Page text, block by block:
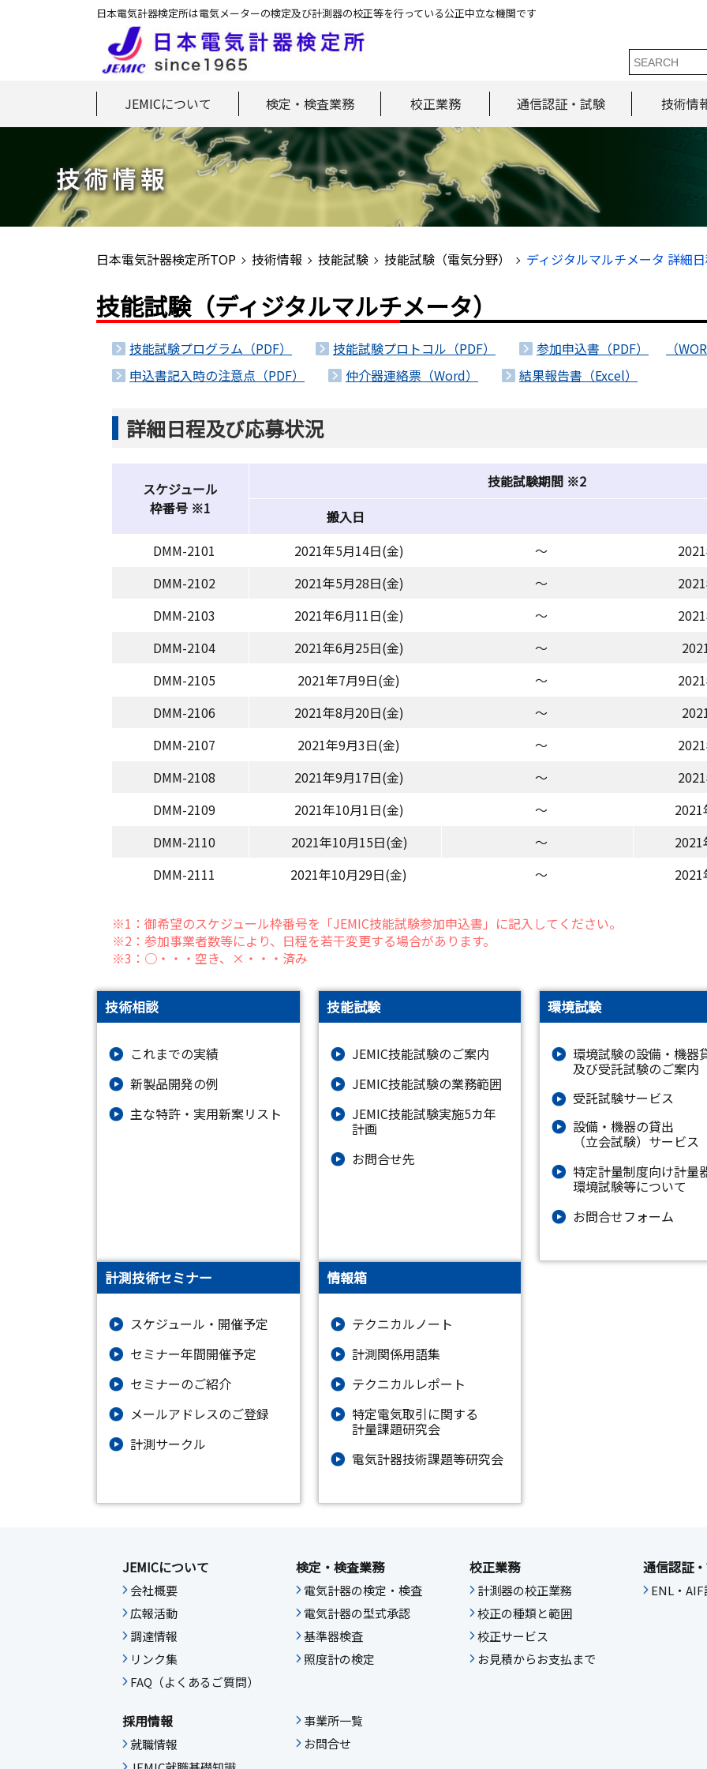
日本電気計器検定所は電気メーターの検定及び計測器の校正等を行っている公正中立な機関です
JEMICについて 検定・検査業務 校正業務 通信認証・試験 技術情
日本電気計器検定所TOP 技術情報 技能試験 技能試験（電気分野） ディジタルマルチメータ 詳細
技能試験（ディジタルマルチメータ）
技能試験プログラム（PDF） 技能試験プロトコル（PDF） 参加申込書（PDF）
（
申込書記入時の注意点（PDF）
仲介器連絡票（Word） 結果報告書（Excel）
詳細日程及び応募状況
スケジュール
枠番号 ※1
技能試験期間 ※2
搬入日
DMM-2101
2021年5月14日(金) ～
DMM-2102
2021年5月28日(金) ～
DMM-2103
2021年6月11日(金) ～
DMM-2104
2021年6月25日(金) ～
DMM-2105
2021年7月9日(金) ～
DMM-2106
2021年8月20日(金) ～
DMM-2107
2021年9月3日(金) ～
DMM-2108
2021年9月17日(金) ～
DMM-2109
2021年10月1日(金) ～
DMM-2110
2021年10月15日(金) ～
DMM-2111
2021年10月29日(金) ～
※1：御希望のスケジュール枠番号を「JEMIC技能試験参加申込書」に記入してください。
※2：参加事業者数等により、日程を若干変更する場合があります。
※3：○・・・空き、×・・・済み
技術相談
これまでの実績
新製品開発の例
主な特許・実用新案リスト
技能試験
JEMIC技能試験のご案内
JEMIC技能試験の業務範囲
JEMIC技能試験実施5カ年
計画
お問合せ先
環境試験
環境試験の設備・機器
及び受託試験のご案内
受託試験サービス
設備・機器の貸出
（立会試験）サービス
特定計量制度向け計量
環境試験等について
お問合せフォーム
計測技術セミナー
スケジュール・開催予定
セミナー年間開催予定
セミナーのご紹介
メールアドレスのご登録
計測サークル
情報箱
テクニカルノート
計測関係用語集
テクニカルレポート
特定電気取引に関する
計量課題研究会
電気計器技術課題等研究会
JEMICについて
会社概要
広報活動
調達情報
リンク集
FAQ（よくあるご質問）
検定・検査業務
電気計器の検定・検査
電気計器の型式承認
基準器検査
照度計の検定
校正業務
計測器の校正業務
校正の種類と範囲
校正サービス
お見積からお支払まで
通信認証
ENL・
採用情報
就職情報
事業所一覧
お問合せ